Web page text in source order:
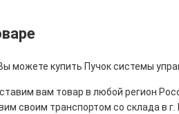
можете купить Пучок системы
вам товар в любой регион
своим транспортом со склада в